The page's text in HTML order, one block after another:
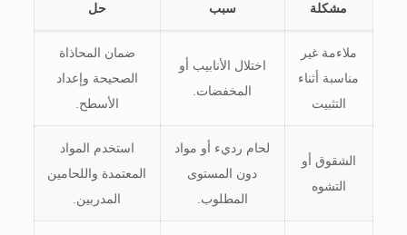
مشكلة سبب حل
ملاءمة غير
مناسبة أثناء
التثبيت
اختلال الأنابيب أو
المخفضات.
ضمان المحاذاة
الصحيحة وإعداد
الأسطح.
الشقوق أو
التشوه
لحام رديء أو مواد
دون المستوى
المطلوب.
استخدم المواد
المعتمدة واللحامين
المدربين.